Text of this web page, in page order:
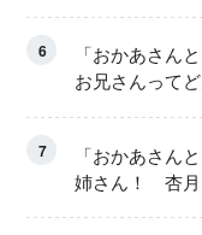
6
「おかあさん
お兄さんって
7
「おかあさん
姉さん！ 杏月